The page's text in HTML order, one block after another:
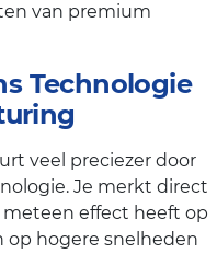
van premium
Technologie
veel preciezer door
Je merkt direct
effect heeft op
op hogere snelheden